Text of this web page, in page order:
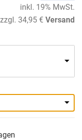
inkl. 19% MwSt.
zzgl. 34,95 € Versand